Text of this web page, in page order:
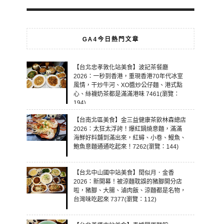
GA4今日熱門文章
【台北忠孝敦化站美食】波記茶餐廳
2026：一秒到香港，重現香港70年代冰室
風情，干炒牛河、XO醬炒公仔麵、港式點
心、絲襪奶茶都是滿滿港味 7461(瀏覽：
194)
【台南北區美食】金三益健康茶飲林森總店
2026：太狂太浮誇！爆紅鍋燒意麵，滿滿
海鮮好料舖到滿出來，紅蟳、小卷、鰻魚、
鮑魚意麵通通吃起來！7262(瀏覽：144)
【台北中山國中站美食】閏似月．金香
2026：新開幕！被涼麵耽誤的豬腳開分店
啦，豬腳、大腸、滷肉飯、涼麵都是名物，
台灣味吃起來 7377(瀏覽：112)